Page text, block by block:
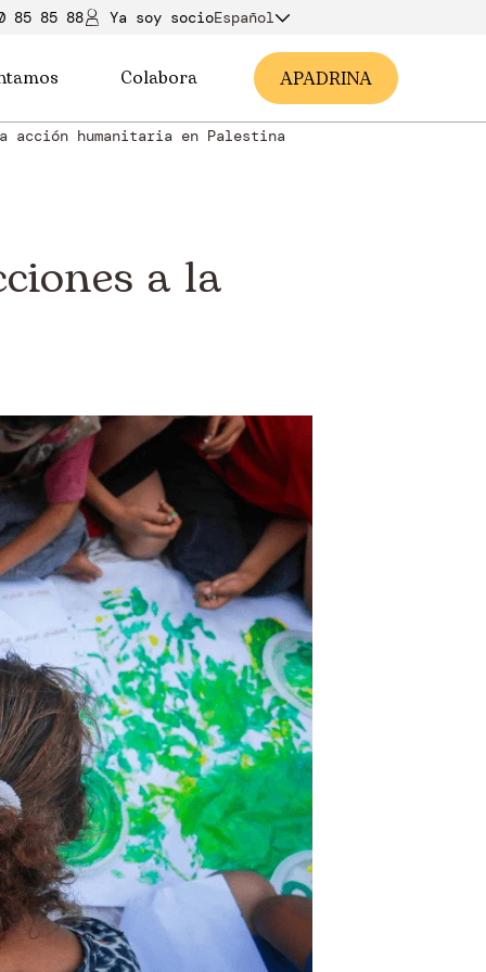
85 85 88 Ya soy socioEspañol
Colabora APADRINA
humanitaria en Palestina
a la